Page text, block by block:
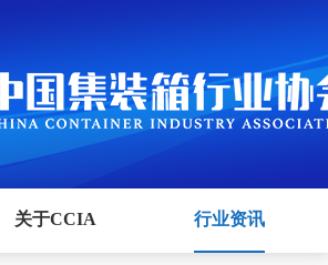
关于CCIA 行业资讯